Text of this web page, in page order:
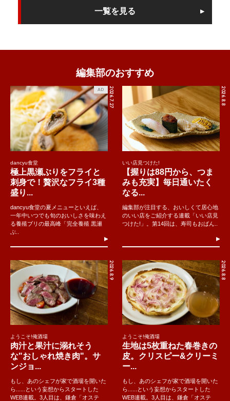
一覧を見る
編集部のおすすめ
2026.7.27
AD
dancyu食堂
極上黒瀬ぶりをフライと
刺身で！贅沢なフライ3種
盛り...
dancyu食堂の夏メニューといえば、
一年中いつでも旬のおいしさを味わえ
る養殖ブリの最高峰「完全養殖 黒瀬
ぶ..
2026.8.8
いい店見つけた!
【握りは88円から、つま
みも充実】毎日通いたく
なる...
編集部が注目する、おいしくて居心地
のいい店をご紹介する連載「いい店見
つけた!」。第14回は、寿司もおばん..
2026.8.9
ようこそ!俺酒場
肉汁と果汁に溺れそう
な"おしゃれ焼き肉"。サ
ンジョ...
もし、あのシェフが家で酒場を開いた
ら......という妄想からスタートした
WEB連載。3人目は、鎌倉「オステ
2026.8.8
ようこそ!俺酒場
生地は5枚重ねた春巻きの
皮。クリスピー&クリーミ
ー...
もし、あのシェフが家で酒場を開いた
ら......という妄想からスタートした
WEB連載。3人目は、鎌倉「オステ